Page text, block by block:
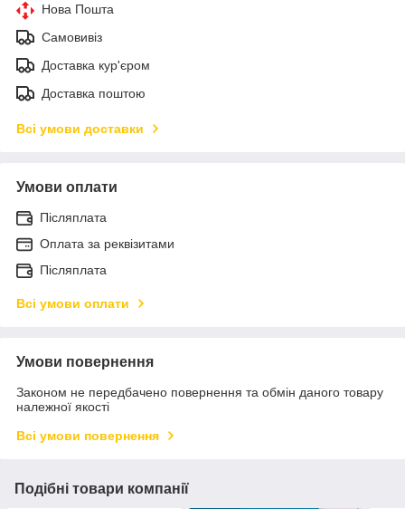
Нова Пошта
Самовивіз
Доставка кур'єром
Доставка поштою
Всі умови доставки
Умови оплати
Післяплата
Оплата за реквізитами
Післяплата
Всі умови оплати
Умови повернення
Законом не передбачено повернення та обмін даного товару
належної якості
Всі умови повернення
Подібні товари компанії